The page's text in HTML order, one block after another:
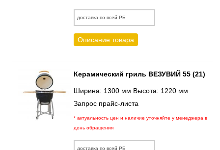
доставка по всей РБ
Описание товара
Керамический гриль ВЕЗУВИЙ 55 (21)
Ширина: 1300 мм Высота: 1220 мм
Запрос прайс-листа
* актуальность цен и наличие уточняйте у менеджера в
день обращения
доставка по всей РБ